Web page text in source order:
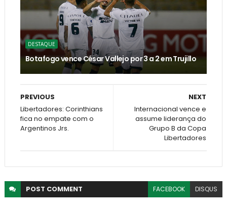
DESTAQUE
Botafogo vence César Vallejo por 3 a 2 em Trujillo
NEXT
Internacional vence e
assume liderança do
Grupo B da Copa
Libertadores
PREVIOUS
Libertadores: Corinthians
fica no empate com o
Argentinos Jrs.
POST COMMENT FACEBOOK DISQUS